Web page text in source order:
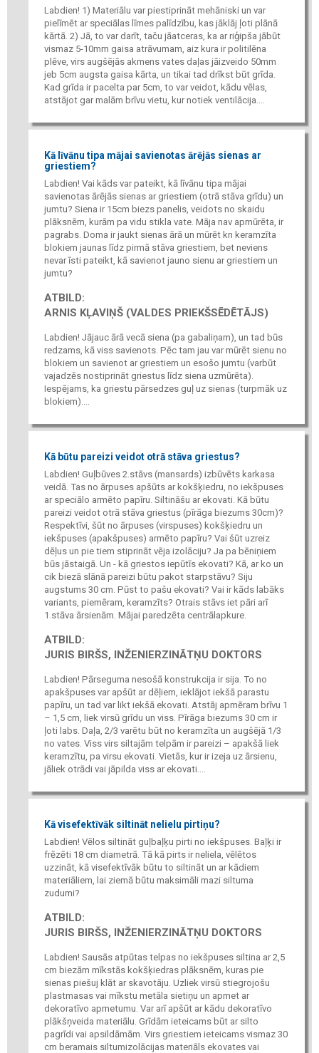
Labdien! 1) Materiālu var piestiprināt mehāniski un var
pielīmēt ar speciālas līmes palīdzību, kas jāklāj ļoti plānā
kārtā. 2) Jā, to var darīt, taču jāatceras, ka ar riģipša jābūt
vismaz 5-10mm gaisa atrāvumam, aiz kura ir politilēna
plēve, virs augšējās akmens vates daļas jāizveido 50mm
jeb 5cm augsta gaisa kārta, un tikai tad drīkst būt grīda.
Kad grīda ir pacelta par 5cm, to var veidot, kādu vēlas,
atstājot gar malām brīvu vietu, kur notiek ventilācija....
Kā līvānu tipa mājai savienotas ārējās sienas ar
griestiem?
Labdien! Vai kāds var pateikt, kā līvānu tipa mājai
savienotas ārējās sienas ar griestiem (otrā stāva grīdu) un
jumtu? Siena ir 15cm biezs panelis, veidots no skaidu
plāksnēm, kurām pa vidu stikla vate. Māja nav apmūrēta, ir
pagrabs. Doma ir jaukt sienas ārā un mūrēt kn keramzīta
blokiem jaunas līdz pirmā stāva griestiem, bet neviens
nevar īsti pateikt, kā savienot jauno sienu ar griestiem un
jumtu?
ATBILD:
ARNIS KĻAVIŅŠ (VALDES PRIEKŠSĒDĒTĀJS)
Labdien! Jājauc ārā vecā siena (pa gabaliņam), un tad būs
redzams, kā viss savienots. Pēc tam jau var mūrēt sienu no
blokiem un savienot ar griestiem un esošo jumtu (varbūt
vajadzēs nostiprināt griestus līdz siena uzmūrēta).
Iespējams, ka griestu pārsedzes guļ uz sienas (turpmāk uz
blokiem)....
Kā būtu pareizi veidot otrā stāva griestus?
Labdien! Guļbūves 2.stāvs (mansards) izbūvēts karkasa
veidā. Tas no ārpuses apšūts ar kokšķiedru, no iekšpuses
ar speciālo armēto papīru. Siltināšu ar ekovati. Kā būtu
pareizi veidot otrā stāva griestus (pīrāga biezums 30cm)?
Respektīvi, šūt no ārpuses (virspuses) kokšķiedru un
iekšpuses (apakšpuses) armēto papīru? Vai šūt uzreiz
dēļus un pie tiem stiprināt vēja izolāciju? Ja pa bēniņiem
būs jāstaigā. Un - kā griestos iepūtīs ekovati? Kā, ar ko un
cik biezā slānā pareizi būtu pakot starpstāvu? Siju
augstums 30 cm. Pūst to pašu ekovati? Vai ir kāds labāks
variants, piemēram, keramzīts? Otrais stāvs iet pāri arī
1.stāva ārsienām. Mājai paredzēta centrālapkure.
ATBILD:
JURIS BIRŠS, INŽENIERZINĀTŅU DOKTORS
Labdien! Pārseguma nesošā konstrukcija ir sija. To no
apakšpuses var apšūt ar dēļiem, ieklājot iekšā parastu
papīru, un tad var likt iekšā ekovati. Atstāj apmēram brīvu 1
– 1,5 cm, liek virsū grīdu un viss. Pīrāga biezums 30 cm ir
ļoti labs. Daļa, 2/3 varētu būt no keramzīta un augšējā 1/3
no vates. Viss virs siltajām telpām ir pareizi – apakšā liek
keramzītu, pa virsu ekovati. Vietās, kur ir izeja uz ārsienu,
jāliek otrādi vai jāpilda viss ar ekovati....
Kā visefektīvāk siltināt nelielu pirtiņu?
Labdien! Vēlos siltināt guļbaļķu pirti no iekšpuses. Baļķi ir
frēzēti 18 cm diametrā. Tā kā pirts ir neliela, vēlētos
uzzināt, kā visefektīvāk būtu to siltināt un ar kādiem
materiāliem, lai ziemā būtu maksimāli mazi siltuma
zudumi?
ATBILD:
JURIS BIRŠS, INŽENIERZINĀTŅU DOKTORS
Labdien! Sausās atpūtas telpas no iekšpuses siltina ar 2,5
cm biezām mīkstās kokšķiedras plāksnēm, kuras pie
sienas piešuj klāt ar skavotāju. Uzliek virsū stiegrojošu
plastmasas vai mīkstu metāla sietiņu un apmet ar
dekoratīvo apmetumu. Var arī apšūt ar kādu dekoratīvo
plākšņveida materiālu. Grīdām ieteicams būt ar silto
pagrīdi vai apsildāmām. Virs griestiem ieteicams vismaz 30
cm beramais siltumizolācijas materiāls ekovates vai